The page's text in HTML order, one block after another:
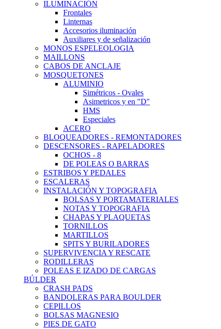
ILUMINACIÓN
Frontales
Linternas
Accesorios iluminación
Auxiliares y de señalización
MONOS ESPELEOLOGIA
MAILLONS
CABOS DE ANCLAJE
MOSQUETONES
ALUMINIO
Simétricos - Ovales
Asimetricos y en "D"
HMS
Especiales
ACERO
BLOQUEADORES - REMONTADORES
DESCENSORES - RAPELADORES
OCHOS - 8
DE POLEAS O BARRAS
ESTRIBOS Y PEDALES
ESCALERAS
INSTALACIÓN Y TOPOGRAFIA
BOLSAS Y PORTAMATERIALES
NOTAS Y TOPOGRAFIA
CHAPAS Y PLAQUETAS
TORNILLOS
MARTILLOS
SPITS Y BURILADORES
SUPERVIVENCIA Y RESCATE
RODILLERAS
POLEAS E IZADO DE CARGAS
BÚLDER
CRASH PADS
BANDOLERAS PARA BOULDER
CEPILLOS
BOLSAS MAGNESIO
PIES DE GATO